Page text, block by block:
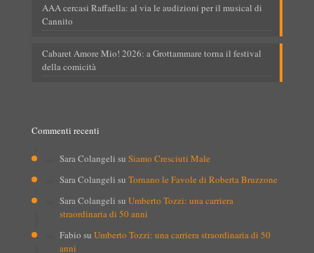
AAA cercasi Raffaella: al via le audizioni per il musical di
Cannito
Cabaret Amore Mio! 2026: a Grottammare torna il festival
della comicità
Commenti recenti
Sara Colangeli su Siamo Cresciuti Male
Sara Colangeli su Tornano le Favole di Roberta Bruzzone
Sara Colangeli su Umberto Tozzi: una carriera
straordinaria di 50 anni
Fabio su Umberto Tozzi: una carriera straordinaria di 50
anni